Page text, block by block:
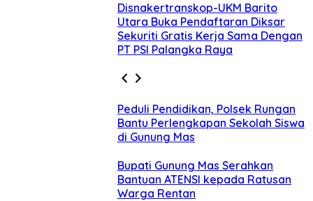
Disnakertranskop-UKM Barito
Utara Buka Pendaftaran Diksar
Sekuriti Gratis Kerja Sama Dengan
PT PSI Palangka Raya
Peduli Pendidikan, Polsek Rungan
Bantu Perlengkapan Sekolah Siswa
di Gunung Mas
Bupati Gunung Mas Serahkan
Bantuan ATENSI kepada Ratusan
Warga Rentan